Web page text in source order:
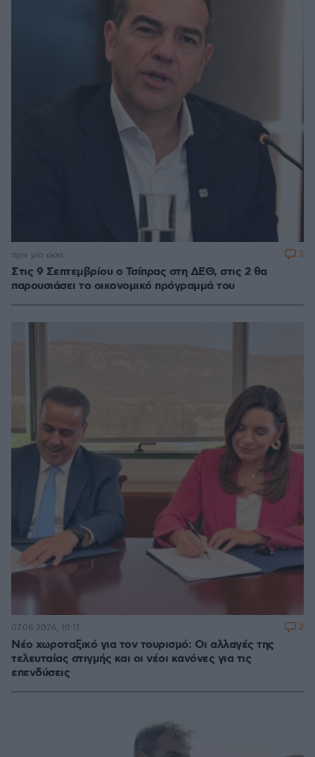
Στις 9 Σεπτεμβρίου ο Τσίπρας στη ΔΕΘ, στις 2 θα
παρουσιάσει το οικονομικό πρόγραμμά του
πριν μία ώρα 3
Νέο χωροταξικό για τον τουρισμό: Οι αλλαγές της
τελευταίας στιγμής και οι νέοι κανόνες για τις
επενδύσεις
07.08.2026, 10:11 2